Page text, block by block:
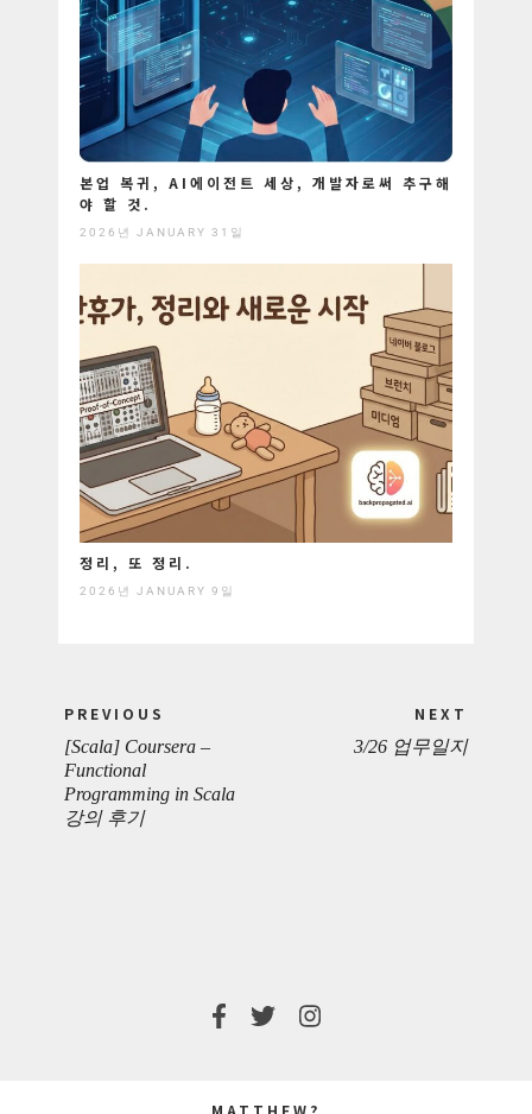
본업 복귀, AI에이전트 세상, 개발자로써 추구해
야 할 것.
2026년 JANUARY 31일
정리, 또 정리.
2026년 JANUARY 9일
navigation
PREVIOUS
PREVIOUS
POST:
[Scala] Coursera –
Functional
Programming in Scala
강의 후기
NEXT
3/26 업무일지
MATTHEW?